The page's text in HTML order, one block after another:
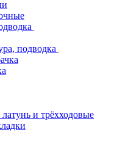
подводка
и трёхходовые